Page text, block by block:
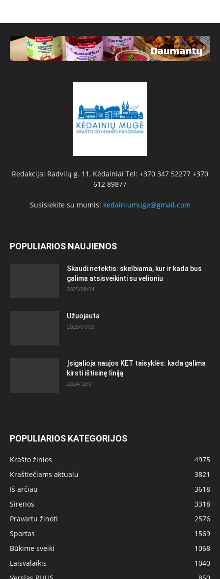
Redakcija: Radvilų g. 11, Kėdainiai Tel: +370 347 52277 +370
612 89877
Susisiekite su mumis: kedainiumuge@gmail.com
POPULIARIOS NAUJIENOS
Skaudi netektis: skelbiama, kur ir kada bus
galima atsisveikinti su velioniu
2025/08/04
Užuojauta
2025/01/03
Įsigalioja naujos KET taisyklės: kada galima
kirsti ištisinę liniją
2024/12/01
POPULIARIOS KATEGORIJOS
Krašto žinios
4975
Kraštiečiams aktualu
3821
Iš arčiau
3618
Sirenos
3318
Pravartu žinoti
2576
Sportas
1569
Būkime sveiki
1068
Laisvalaikis
1040